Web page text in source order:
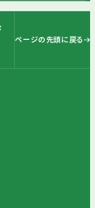
ページの先頭に戻る